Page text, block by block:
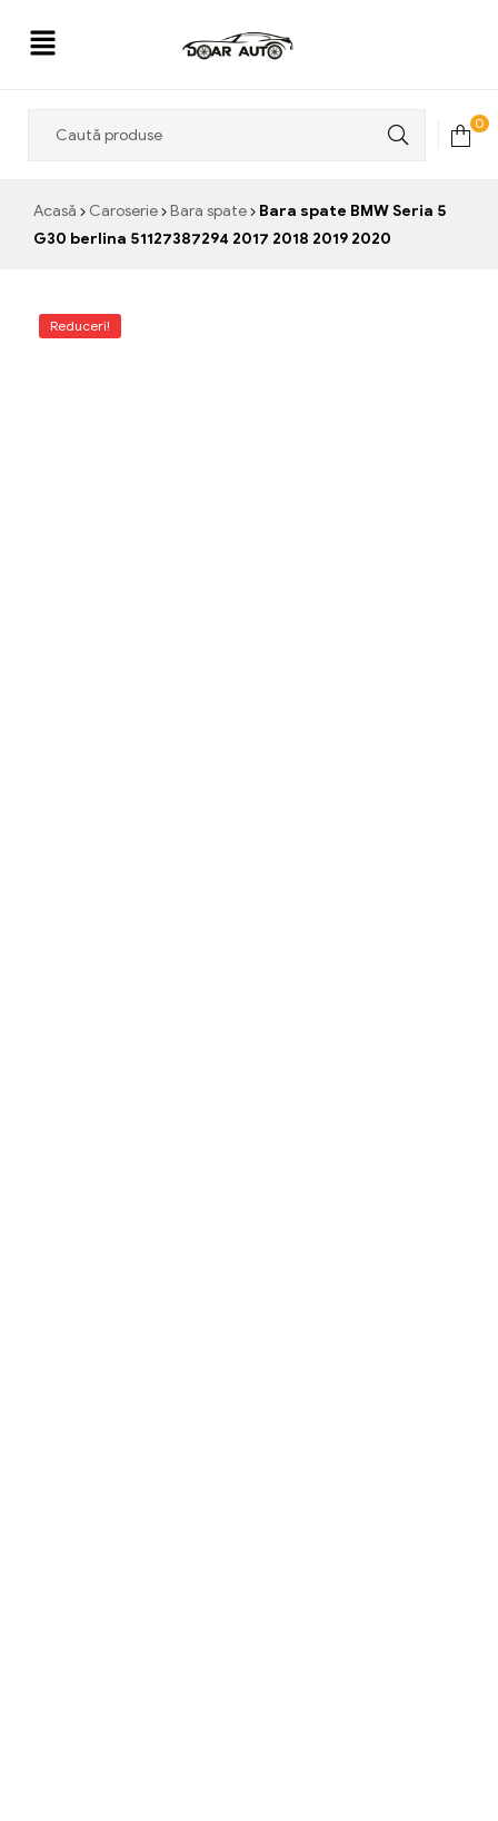
0
Acasă Caroserie Bara spate
Bara spate BMW Seria 5
G30 berlina 51127387294 2017 2018 2019 2020
Reduceri!